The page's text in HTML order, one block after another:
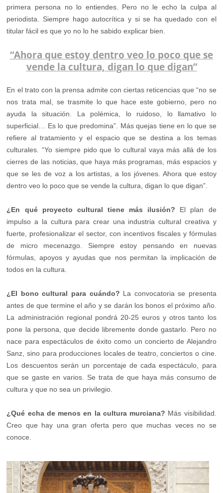
primera persona no lo entiendes. Pero no le echo la culpa al
periodista. Siempre hago autocrítica y si se ha quedado con el
titular fácil es que yo no lo he sabido explicar bien.
“Ahora que estoy dentro veo lo poco que se
vende la cultura, digan lo que digan”
En el trato con la prensa admite con ciertas reticencias que “no se
nos trata mal, se trasmite lo que hace este gobierno, pero no
ayuda la situación. La polémica, lo ruidoso, lo llamativo lo
superficial… Es lo que predomina”. Más quejas tiene en lo que se
refiere al tratamiento y el espacio que se destina a los temas
culturales. “Yo siempre pido que lo cultural vaya más allá de los
cierres de las noticias, que haya más programas, más espacios y
que se les de voz a los artistas, a los jóvenes. Ahora que estoy
dentro veo lo poco que se vende la cultura, digan lo que digan”.
¿En qué proyecto cultural tiene más ilusión? El plan de
impulso a la cultura para crear una industria cultural creativa y
fuerte, profesionalizar el sector, con incentivos fiscales y fórmulas
de micro mecenazgo. Siempre estoy pensando en nuevas
fórmulas, apoyos y ayudas que nos permitan la implicación de
todos en la cultura.
¿El bono cultural para cuándo? La convocatoria se presenta
antes de que termine el año y se darán los bonos el próximo año.
La administración regional pondrá 20-25 euros y otros tanto los
pone la persona, que decide libremente donde gastarlo. Pero no
nace para espectáculos de éxito como un concierto de Alejandro
Sanz, sino para producciones locales de teatro, conciertos o cine.
Los descuentos serán un porcentaje de cada espectáculo, para
que se gaste en varios. Se trata de que haya más consumo de
cultura y que no sea un privilegio.
¿Qué echa de menos en la cultura murciana? Más visibilidad.
Creo que hay una gran oferta pero que muchas veces no se
conoce.